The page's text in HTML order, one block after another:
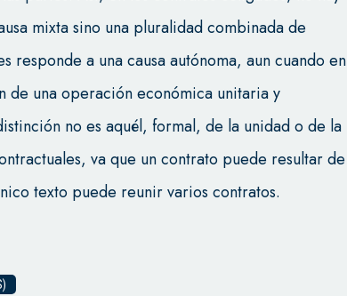
mixta sino una pluralidad combinada de
responde a una causa autónoma, aun cuando en
de una operación económica unitaria y
no es aquél, formal, de la unidad o de la
va que un contrato puede resultar de
texto puede reunir varios contratos.